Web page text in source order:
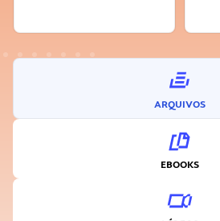
ARQUIVOS
EBOOKS